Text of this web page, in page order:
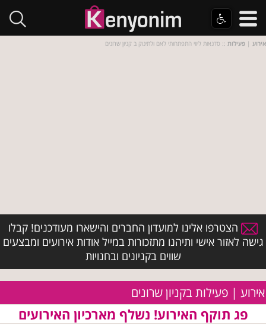
אירוע | פעילות :: סדנאות ליווי התפתחותי לאם ולתינוק ב קניון שרונים
הצטרפו אלינו למועדון החברים והישארו מעודכנים! קבלו
גישה לאזור אישי ותיהנו מתזכורות במייל אודות אירועים ומבצעים
שווים בקניונים ובחנויות
אירוע | פעילות בקניון שרונים
פג תוקף האירוע! נשלף מארכיון האירועים